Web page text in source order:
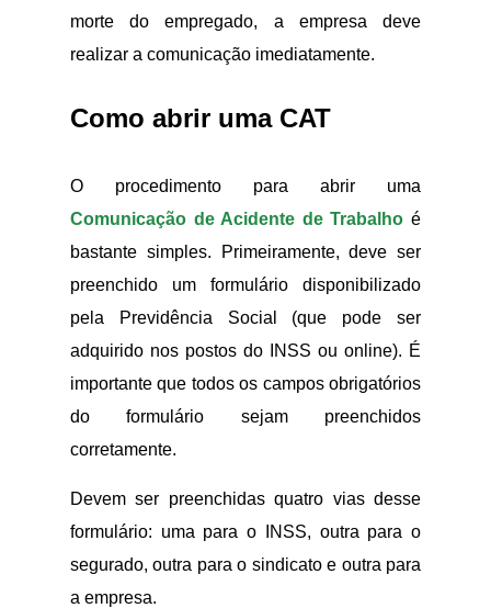
morte do empregado, a empresa deve
realizar a comunicação imediatamente.
Como abrir uma CAT
O procedimento para abrir uma
Comunicação de Acidente de Trabalho é
bastante simples. Primeiramente, deve ser
preenchido um formulário disponibilizado
pela Previdência Social (que pode ser
adquirido nos postos do INSS ou online). É
importante que todos os campos obrigatórios
do formulário sejam preenchidos
corretamente.
Devem ser preenchidas quatro vias desse
formulário: uma para o INSS, outra para o
segurado, outra para o sindicato e outra para
a empresa.